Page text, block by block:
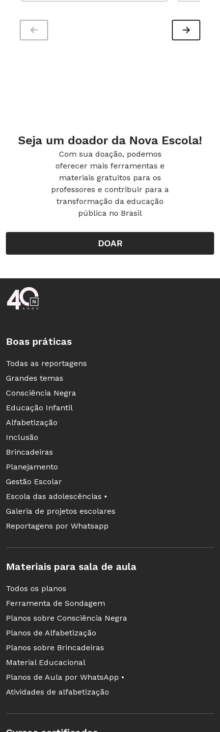
Seja um doador da Nova Escola!
Com sua doação, podemos
oferecer mais ferramentas e
materiais gratuitos para os
professores e contribuir para a
transformação da educação
pública no Brasil
DOAR
Rodapé da Nova Escola
Boas práticas
Todas as reportagens
Grandes temas
Consciência Negra
Educação Infantil
Alfabetização
Inclusão
Brincadeiras
Planejamento
Gestão Escolar
Escola das adolescências •
Galeria de projetos escolares
Reportagens por Whatsapp
Materiais para sala de aula
Todos os planos
Ferramenta de Sondagem
Planos sobre Consciência Negra
Planos de Alfabetização
Planos sobre Brincadeiras
Material Educacional
Planos de Aula por WhatsApp •
Atividades de alfabetização